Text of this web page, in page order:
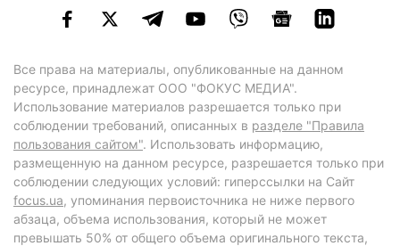
Все права на материалы, опубликованные на данном
ресурсе, принадлежат ООО "ФОКУС МЕДИА".
Использование материалов разрешается только при
соблюдении требований, описанных в разделе "Правила
пользования сайтом". Использовать информацию,
размещенную на данном ресурсе, разрешается только при
соблюдении следующих условий: гиперссылки на Сайт
focus.ua, упоминания первоисточника не ниже первого
абзаца, объема использования, который не может
превышать 50% от общего объема оригинального текста,